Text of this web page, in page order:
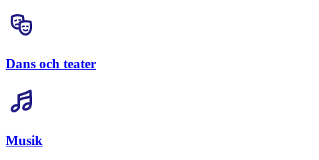
Dans och teater
Musik